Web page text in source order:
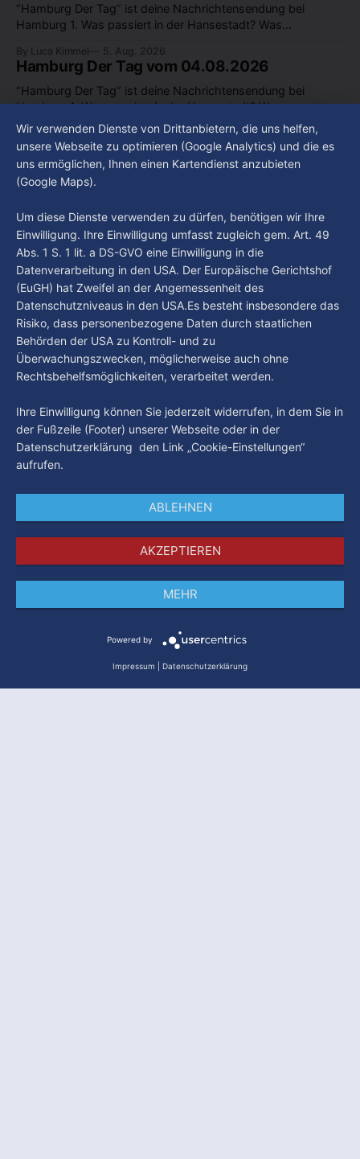
“Hamburg Der Tag” ist deine Nachrichtensendung bei
Hamburg 1. Was passiert in der Hansestadt? Was
in unserer Stadt an? Fragen, die von Montag bis Freitag LIVE
um 18 Uhr beantwortet werden - auf YouTube und im TV.
By Luca Kimmel 5. Aug. 2026
Hamburg Der Tag vom 04.08.2026
“Hamburg Der Tag” ist deine Nachrichtensendung bei
Hamburg 1. Was passiert in der Hansestadt? Was
beschäftigt die Hamburgerinnen und Hamburger? Was steht
in unserer Stadt an? Fragen, die von Montag bis Freitag LIVE
um 18 Uhr beantwortet werden - auf YouTube und im TV.
By Luca Kimmel 4. Aug. 2026
Hamburg Der Tag vom 03.08.2026
“Hamburg Der Tag” ist deine Nachrichtensendung bei
Hamburg 1. Was passiert in der Hansestadt? Was
in unserer Stadt an? Fragen, die von Montag bis Freitag LIVE
um 18 Uhr beantwortet werden - auf YouTube und im TV.
By Luca Kimmel 3. Aug. 2026
Datenschutz
Wir verwenden Dienste von Drittanbietern, die uns helfen,
unsere Webseite zu optimieren (Google Analytics) und die es
uns ermöglichen, Ihnen einen Kartendienst anzubieten
(Google Maps).
Um diese Dienste verwenden zu dürfen, benötigen wir Ihre
Einwilligung. Ihre Einwilligung umfasst zugleich gem. Art. 49
Abs. 1 S. 1 lit. a DS-GVO eine Einwilligung in die
Datenverarbeitung in den USA. Der Europäische Gerichtshof
(EuGH) hat Zweifel an der Angemessenheit des
Datenschutzniveaus in den USA.Es besteht insbesondere das
Risiko, dass personenbezogene Daten durch staatlichen
Behörden der USA zu Kontroll- und zu
Überwachungszwecken, möglicherweise auch ohne
Rechtsbehelfsmöglichkeiten, verarbeitet werden.
Ihre Einwilligung können Sie jederzeit widerrufen, in dem Sie in
der Fußzeile (Footer) unserer Webseite oder in der
Datenschutzerklärung den Link „Cookie-Einstellungen“
aufrufen.
ABLEHNEN
AKZEPTIEREN
MEHR
Powered by
Impressum Datenschutzerklärung